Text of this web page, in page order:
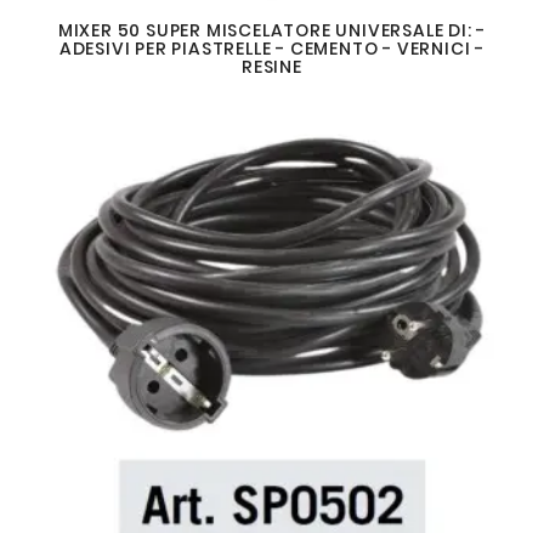
MIXER 50 SUPER MISCELATORE UNIVERSALE DI: -
ADESIVI PER PIASTRELLE - CEMENTO - VERNICI -
RESINE